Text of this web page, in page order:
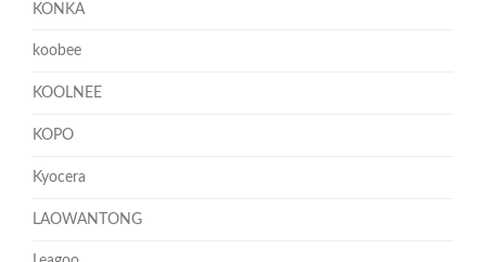
KONKA
koobee
KOOLNEE
KOPO
Kyocera
LAOWANTONG